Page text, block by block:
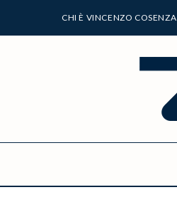
CHI È VINCENZO COSENZA